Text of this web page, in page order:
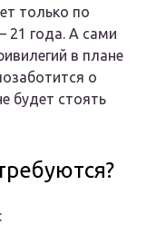
только по
21 года. А сами
в плане
о
будет стоять